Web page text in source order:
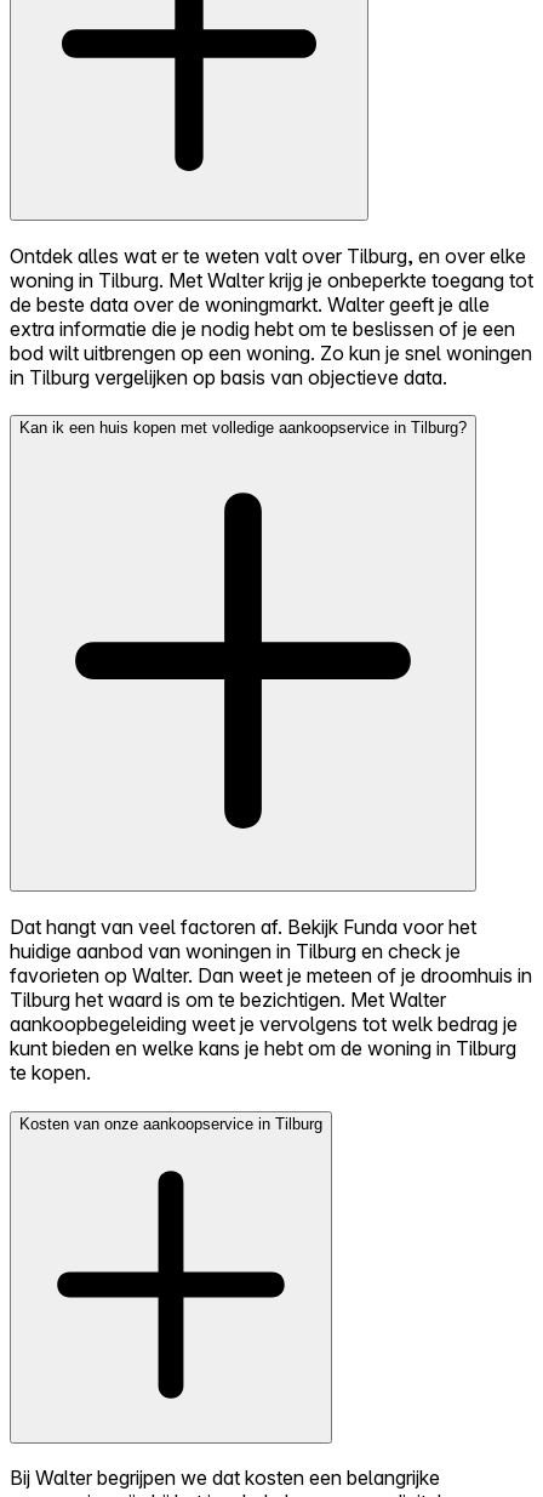
Ontdek alles wat er te weten valt over Tilburg, en over elke
woning in Tilburg. Met Walter krijg je onbeperkte toegang tot
de beste data over de woningmarkt. Walter geeft je alle
extra informatie die je nodig hebt om te beslissen of je een
bod wilt uitbrengen op een woning. Zo kun je snel woningen
in Tilburg vergelijken op basis van objectieve data.
Kan ik een huis kopen met volledige aankoopservice in Tilburg?
Dat hangt van veel factoren af. Bekijk Funda voor het
huidige aanbod van woningen in Tilburg en check je
favorieten op Walter. Dan weet je meteen of je droomhuis in
Tilburg het waard is om te bezichtigen. Met Walter
aankoopbegeleiding weet je vervolgens tot welk bedrag je
kunt bieden en welke kans je hebt om de woning in Tilburg
te kopen.
Kosten van onze aankoopservice in Tilburg
Bij Walter begrijpen we dat kosten een belangrijke